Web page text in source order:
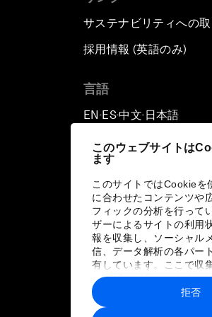
このウェブサイトは
ます
このサイトではCookieを
に合わせたコンテンツや
フィックの分析を行って
ザーによるサイトの利用
報を収集し、ソーシャル
信、データ解析の各パー
有しています。ここで収
ユーザーが各パートナー
報や各パートナーのサー
に収集された情報と組み
拒否
サステナビリティへの
採用情報 (英語のみ)
言語
EN ▪ ES▪中文▪ 日本語